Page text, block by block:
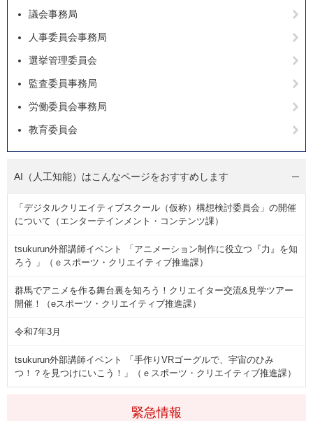
緊急情報
議会事務局
人事委員会事務局
選挙管理委員会
監査委員事務局
労働委員会事務局
教育委員会
AI（人工知能）はこんなページをおすすめします
「デジタルクリエイティブスクール（仮称）構想検討委員会」の開催
について（エンターテインメント・コンテンツ課）
tsukurun外部講師イベント 「アニメーション制作に役立つ『力』を知
ろう 」（ｅスポーツ・クリエイティブ推進課）
群馬でアニメを作る舞台裏を知ろう！クリエイター交流&見学ツアー
開催！（eスポーツ・クリエイティブ推進課）
令和7年3月
tsukurun外部講師イベント 「手作りVRゴーグルで、宇宙のひみ
つ！？を見つけにいこう！」（ｅスポーツ・クリエイティブ推進課）